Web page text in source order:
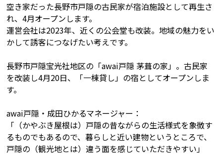
空き家だった長野市戸隠の古民家が宿泊施設として再生さ
れ、4月オープンします。
運営会社は2023年、近くの公会堂も改装。地域の魅力をい
かして誘客につなげたい考えです。
長野市戸隠宝光社地区の「awai戸隠 茅葺の家」。古民家
を改装し4月20日、「一棟貸し」の宿としてオープンしま
す。
awai戸隠・成田ひかるマネージャー：
「（かやぶき屋根は）戸隠の昔ながらの生活様式を象徴す
るものでもあるので、暮らしと近い建物というところで、
戸隠の（観光地とは）違う面を感じていただきやすい」